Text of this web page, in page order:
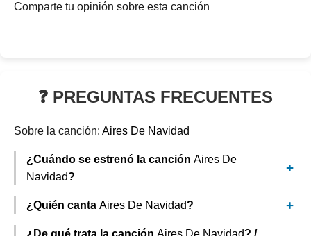
Comparte tu opinión sobre esta canción
❓ PREGUNTAS FRECUENTES
Sobre la canción: Aires De Navidad
¿Cuándo se estrenó la canción Aires De
Navidad?
¿Quién canta Aires De Navidad?
¿De qué trata la canción Aires De Navidad? /